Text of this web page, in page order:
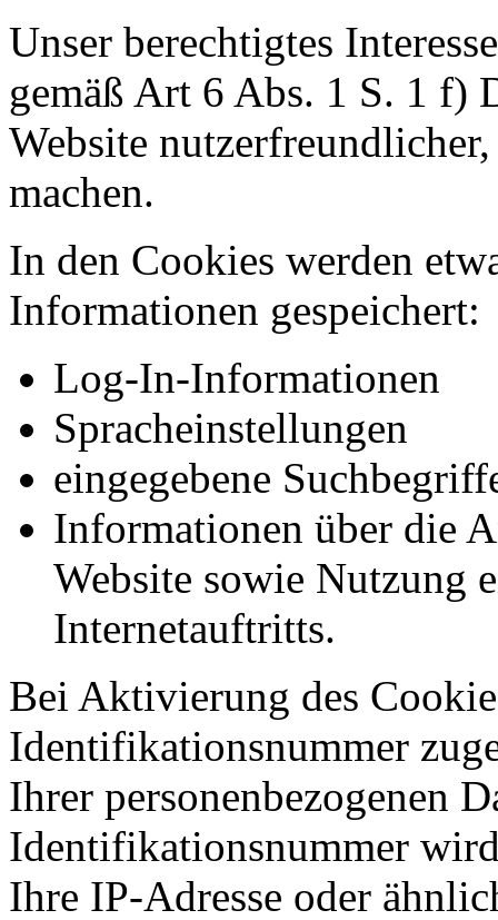
Unser berechtigtes
gemäß Art 6 Abs. 1 S. 1 f)
Website
machen.
In den Cookies werden
Informationen gespeichert:
Log-In-Informationen
Spracheinstellungen
eingegebene
Informationen über die
Website sowie Nutzung
Internetauftritts.
Bei Aktivierung des
Identifikationsnummer
Ihrer personenbezogenen
Identifikationsnummer
Ihre IP-Adresse oder